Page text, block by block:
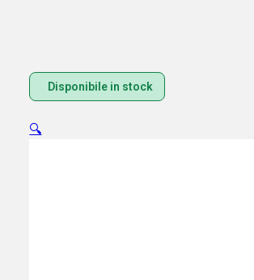
Disponibile in stock
🔍